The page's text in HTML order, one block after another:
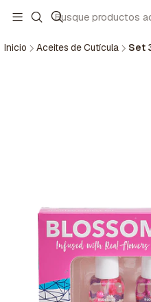
Inicio Aceites de Cutícula Set